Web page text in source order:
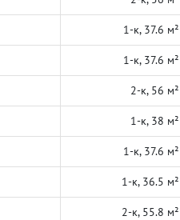
1-к, 37.6 м²
1-к, 37.6 м²
2-к, 56 м²
1-к, 38 м²
1-к, 37.6 м²
1-к, 36.5 м²
2-к, 55.8 м²